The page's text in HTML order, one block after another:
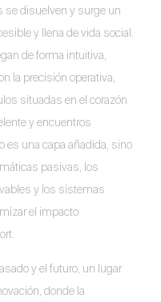
se disuelven y surge un
y llena de vida social.
de forma intuitiva,
la precisión operativa,
situadas en el corazón
y encuentros
es una capa añadida, sino
pasivas, los
y los sistemas
el impacto
y el futuro, un lugar
donde la